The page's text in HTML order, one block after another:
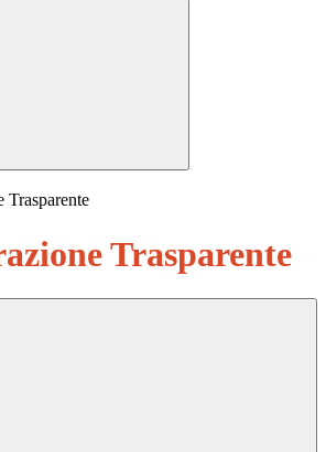
Trasparente
Trasparente